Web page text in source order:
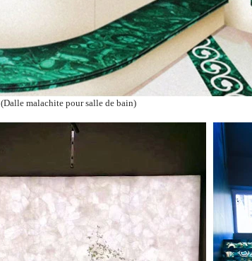
(Dalle malachite pour salle de bain)